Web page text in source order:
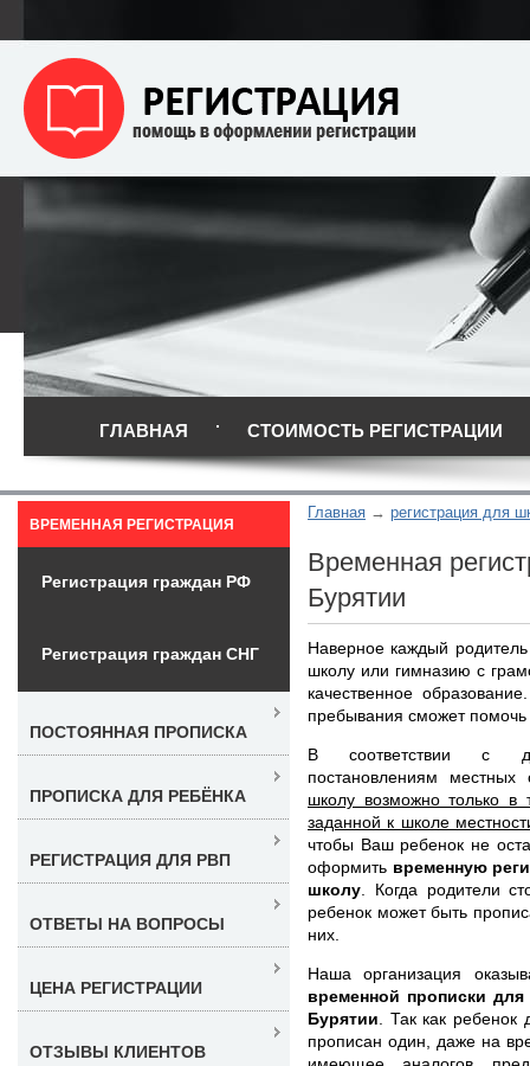
ГЛАВНАЯ СТОИМОСТЬ РЕГИСТРАЦИИ
Главная регистрация для
Временная
Бурятии
Наверное каждый
школу или гимназию с
качественное
пребывания сможет
В соответствии с
постановлениям
школу возможно только в
заданной к школе
чтобы Ваш ребенок не
оформить временную
школу . Когда родители
ребенок может быть
них.
Наша организация
временной прописки
Бурятии . Так как
прописан один, даже на
ВРЕМЕННАЯ РЕГИСТРАЦИЯ
Регистрация граждан РФ
Регистрация граждан СНГ
ПОСТОЯННАЯ ПРОПИСКА
ПРОПИСКА ДЛЯ РЕБЁНКА
РЕГИСТРАЦИЯ ДЛЯ РВП
ОТВЕТЫ НА ВОПРОСЫ
ЦЕНА РЕГИСТРАЦИИ
ОТЗЫВЫ КЛИЕНТОВ